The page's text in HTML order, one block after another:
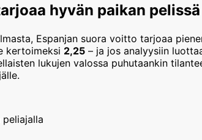
hyvän paikan pelissä
Espanjan suora voitto tarjoaa
kertoimeksi 2,25 – ja jos analyysiin
lukujen valossa puhutaankin